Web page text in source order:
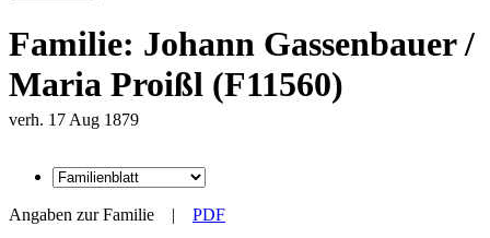
Familie: Johann Gassenbauer /
Maria Proißl (F11560)
verh. 17 Aug 1879
Angaben zur Familie | PDF